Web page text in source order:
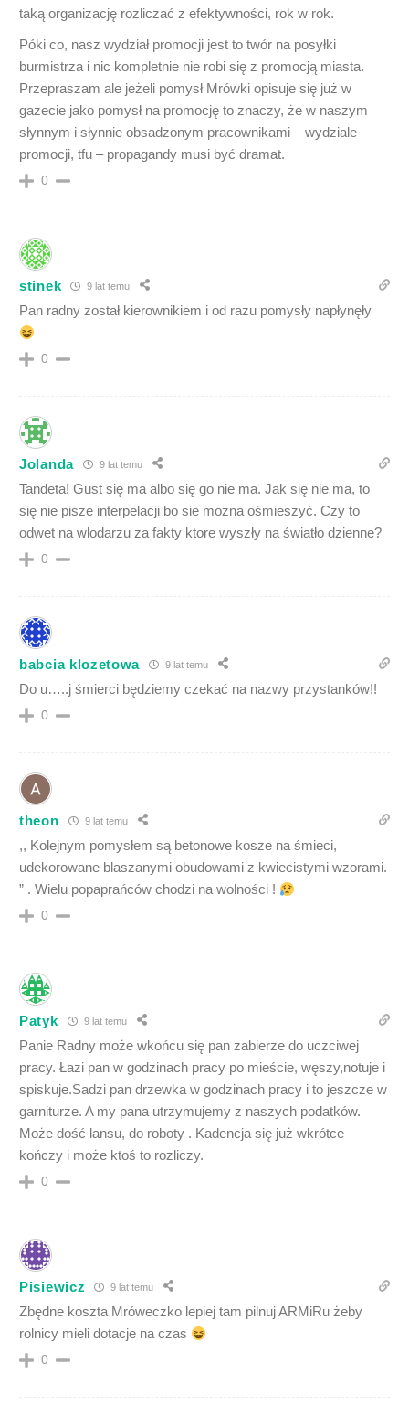
taką organizację rozliczać z efektywności, rok w rok.
Póki co, nasz wydział promocji jest to twór na posyłki
burmistrza i nic kompletnie nie robi się z promocją miasta.
Przepraszam ale jeżeli pomysł Mrówki opisuje się już w
gazecie jako pomysł na promocję to znaczy, że w naszym
słynnym i słynnie obsadzonym pracownikami – wydziale
promocji, tfu – propagandy musi być dramat.
0
stinek 9 lat temu
Pan radny został kierownikiem i od razu pomysły napłynęły
0
Jolanda 9 lat temu
Tandeta! Gust się ma albo się go nie ma. Jak się nie ma, to
się nie pisze interpelacji bo sie można ośmieszyć. Czy to
odwet na wlodarzu za fakty ktore wyszły na światło dzienne?
0
babcia klozetowa 9 lat temu
Do u…..j śmierci będziemy czekać na nazwy przystanków!!
0
theon 9 lat temu
,, Kolejnym pomysłem są betonowe kosze na śmieci,
udekorowane blaszanymi obudowami z kwiecistymi wzorami.
” . Wielu popaprańców chodzi na wolności !
0
Patyk 9 lat temu
Panie Radny może wkońcu się pan zabierze do uczciwej
pracy. Łazi pan w godzinach pracy po mieście, węszy,notuje i
spiskuje.Sadzi pan drzewka w godzinach pracy i to jeszcze w
garniturze. A my pana utrzymujemy z naszych podatków.
Może dość lansu, do roboty . Kadencja się już wkrótce
kończy i może ktoś to rozliczy.
0
Pisiewicz 9 lat temu
Zbędne koszta Mróweczko lepiej tam pilnuj ARMiRu żeby
rolnicy mieli dotacje na czas
0